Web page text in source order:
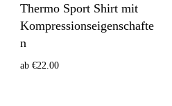
Thermo Sport Shirt mit
Kompressionseigenschafte
n
ab€22.00